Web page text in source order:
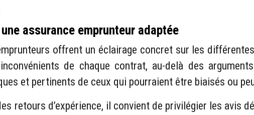
assurance emprunteur adaptée
offrent un éclairage concret sur les
de chaque contrat, au-delà des
et pertinents de ceux qui pourraient être biaisés ou
retours d’expérience, il convient de privilégier les